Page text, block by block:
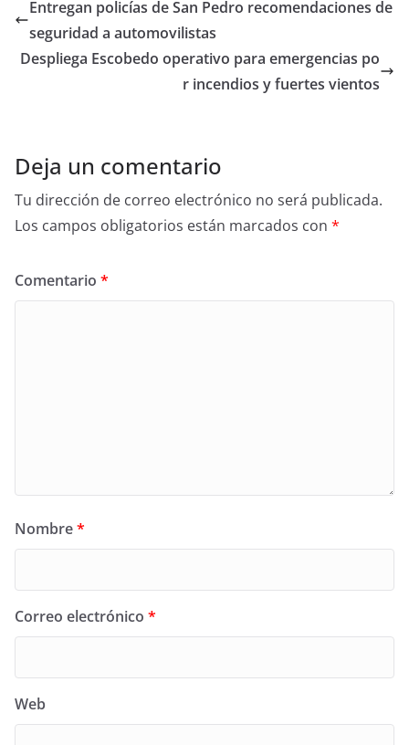
b
o
Entregan policías de San Pedro recomendaciones de
seguridad a automovilistas
Despliega Escobedo operativo para emergencias po
r incendios y fuertes vientos
Deja un comentario
Tu dirección de correo electrónico no será publicada.
Los campos obligatorios están marcados con *
Comentario *
Nombre*
Correo electrónico *
Web